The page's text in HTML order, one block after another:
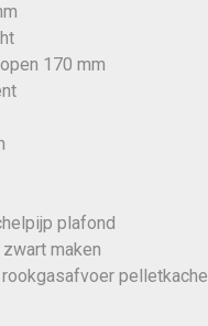
170 mm
plafond
maken
pelletkachel